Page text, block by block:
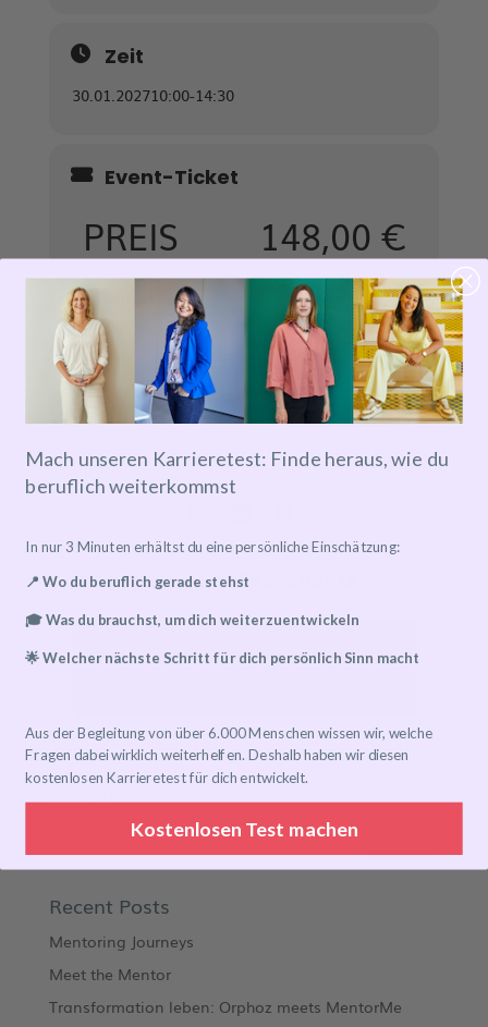
Zeit
30.01.202710:00-14:30
Event-Ticket
PREIS 148,00€
Anzahl der Tickets - 1 +
PREIS 148,00€
Reservieren
Details zu Online-Events
Content available for paid attendees only!
Search
Recent Posts
Mentoring Journeys
Meet the Mentor
Transformation leben: Orphoz meets MentorMe
Mach unseren Karrieretest: Finde heraus, wie du
beruflich weiterkommst
In nur 3 Minuten erhältst du eine persönliche Einschätzung:
📍 Wo du beruflich gerade stehst
🎓 Was du brauchst, um dich weiterzuentwickeln
🌟 Welcher nächste Schritt für dich persönlich Sinn macht
Aus der Begleitung von über 6.000 Menschen wissen wir, welche
Fragen dabei wirklich weiterhelfen. Deshalb haben wir diesen
kostenlosen Karrieretest für dich entwickelt.
Kostenlosen Test machen